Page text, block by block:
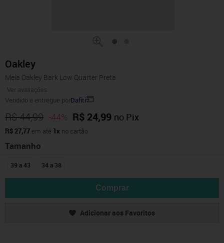
Oakley
Meia Oakley Bark Low Quarter Preta
Ver avaliações
Vendido e entregue porDafiti
R$ 44,99 -44% R$ 24,99 no Pix
R$ 27,77 em até 1x no cartão
Tamanho
39 a 43 34 a 38
Comprar
Adicionar aos Favoritos